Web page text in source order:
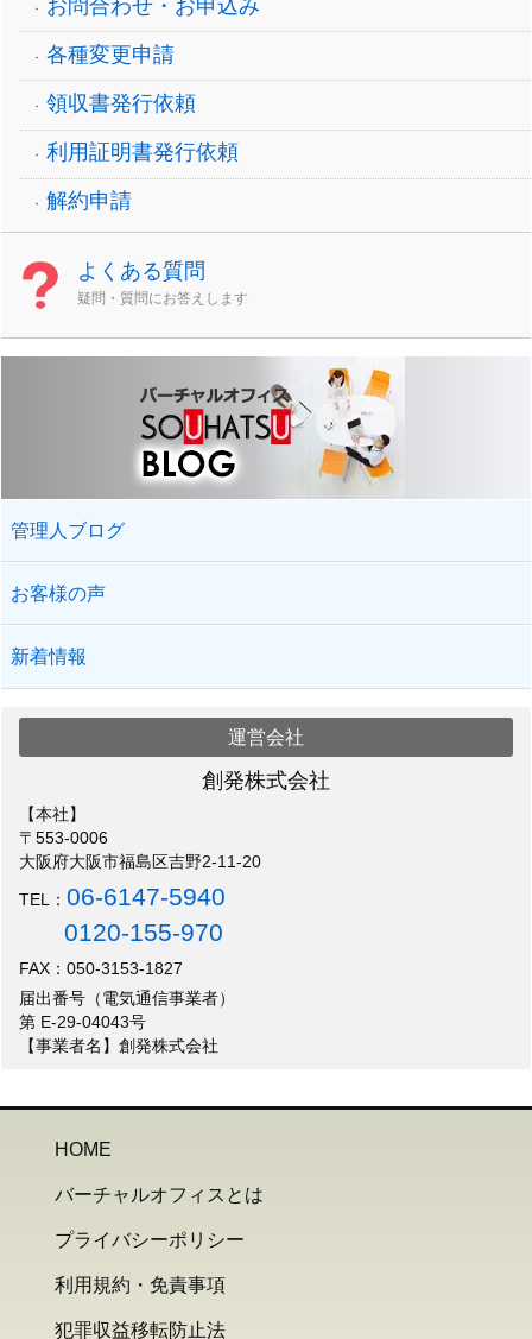
お問合わせ・お申込み
各種変更申請
領収書発行依頼
利用証明書発行依頼
解約申請
よくある質問
疑問・質問にお答えします
管理人ブログ
お客様の声
新着情報
運営会社
創発株式会社
【本社】
〒553-0006
大阪府大阪市福島区吉野2-11-20
TEL：06-6147-5940
0120-155-970
FAX：050-3153-1827
届出番号（電気通信事業者）
第 E-29-04043号
【事業者名】創発株式会社
HOME
バーチャルオフィスとは
プライバシーポリシー
利用規約・免責事項
犯罪収益移転防止法